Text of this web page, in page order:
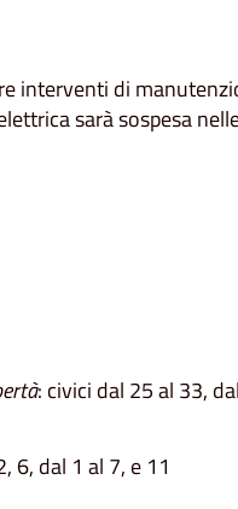
interventi di
sarà sospesa
: civici dal 25 al 33,
6, dal 1 al 7, e 11